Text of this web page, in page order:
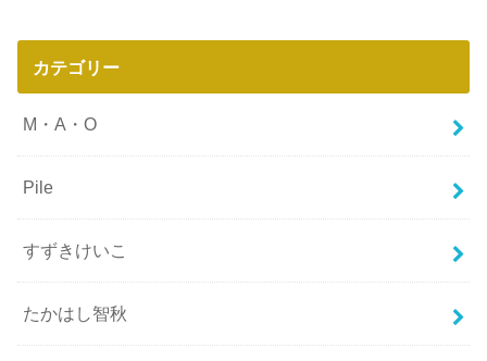
カテゴリー
M・A・O
Pile
すずきけいこ
たかはし智秋